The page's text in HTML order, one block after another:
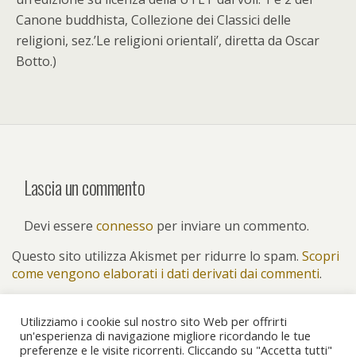
Canone buddhista, Collezione dei Classici delle
religioni, sez.’Le religioni orientali’, diretta da Oscar
Botto.)
Lascia un commento
Devi essere connesso per inviare un commento.
Questo sito utilizza Akismet per ridurre lo spam. Scopri
come vengono elaborati i dati derivati dai commenti.
Utilizziamo i cookie sul nostro sito Web per offrirti
un'esperienza di navigazione migliore ricordando le tue
preferenze e le visite ricorrenti. Cliccando su "Accetta tutti"